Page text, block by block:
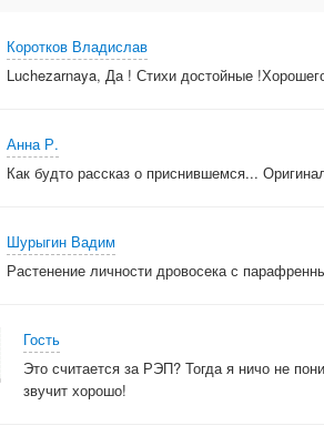
Тень моя родила мне тень
И покрыла весь шар земной…
Коротков Владислав
Luchezarnaya, Да ! Стихи достойные
Анна Р.
Как будто рассказ о приснившемся...
Шурыгин Вадим
Растенение личности дровосека с
Гость
Это считается за РЭП? Тогда я ничо не
звучит хорошо!